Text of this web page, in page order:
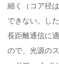
細く（コア径
できない。し
長距離通信に
ので、光源の